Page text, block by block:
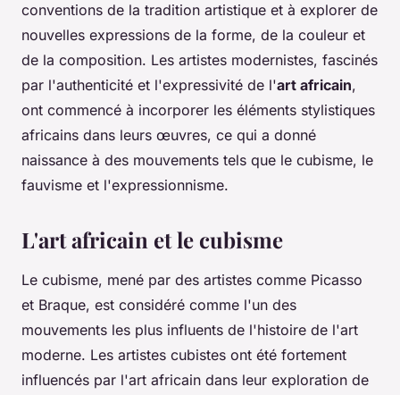
conventions de la tradition artistique et à explorer de
nouvelles expressions de la forme, de la couleur et
de la composition. Les artistes modernistes, fascinés
par l'authenticité et l'expressivité de l'art africain,
ont commencé à incorporer les éléments stylistiques
africains dans leurs œuvres, ce qui a donné
naissance à des mouvements tels que le cubisme, le
fauvisme et l'expressionnisme.
L'art africain et le cubisme
Le cubisme, mené par des artistes comme Picasso
et Braque, est considéré comme l'un des
mouvements les plus influents de l'histoire de l'art
moderne. Les artistes cubistes ont été fortement
influencés par l'art africain dans leur exploration de